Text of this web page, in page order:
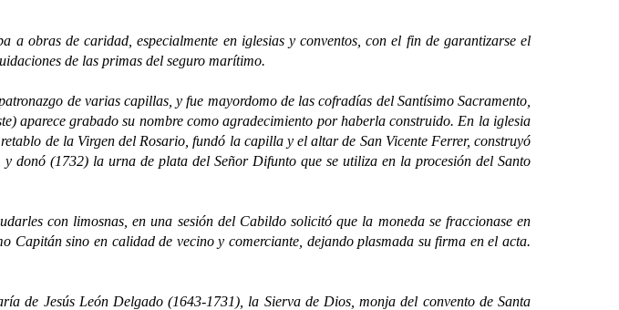
de caridad, especialmente en iglesias y conventos, con el fin de garantizarse el
de las primas del seguro marítimo.
de varias capillas, y fue mayordomo de las cofradías del Santísimo Sacramento,
aparece grabado su nombre como agradecimiento por haberla construido. En la iglesia
de la Virgen del Rosario, fundó la capilla y el altar de San Vicente Ferrer, construyó
(1732) la urna de plata del Señor Difunto que se utiliza en la procesión del Santo
con limosnas, en una sesión del Cabildo solicitó que la moneda se fraccionase en
Capitán sino en calidad de vecino y comerciante, dejando plasmada su firma en el acta.
Jesús León Delgado (1643-1731), la Sierva de Dios, monja del convento de Santa